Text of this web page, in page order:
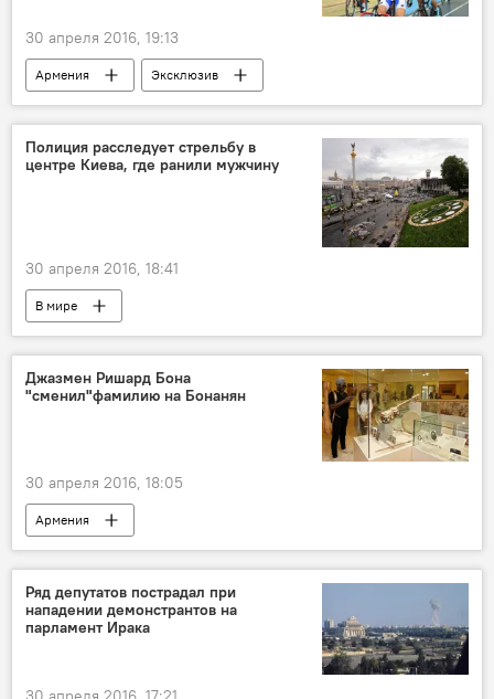
30 апреля 2016, 19:13
Армения Эксклюзив
Полиция расследует стрельбу в
центре Киева, где ранили мужчину
30 апреля 2016, 18:41
В мире
Джазмен Ришард Бона
"сменил"фамилию на Бонанян
30 апреля 2016, 18:05
Армения
Ряд депутатов пострадал при
нападении демонстрантов на
парламент Ирака